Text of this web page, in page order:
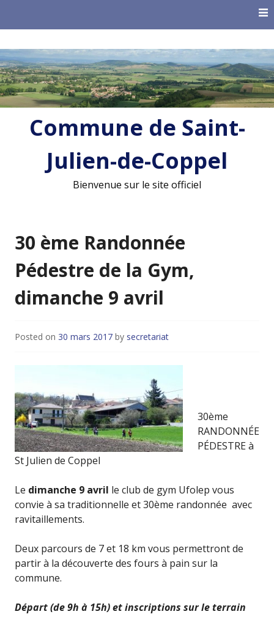
Commune de Saint-
Julien-de-Coppel
Bienvenue sur le site officiel
30 ème Randonnée
Pédestre de la Gym,
dimanche 9 avril
Posted on 30 mars 2017 by secretariat
30ème
RANDONNÉE
PÉDESTRE à
St Julien de Coppel
Le dimanche 9 avril le club de gym Ufolep vous
convie à sa traditionnelle et 30ème randonnée avec
ravitaillements.
Deux parcours de 7 et 18 km vous permettront de
partir à la découverte des fours à pain sur la
commune.
Départ (de 9h à 15h) et inscriptions sur le terrain